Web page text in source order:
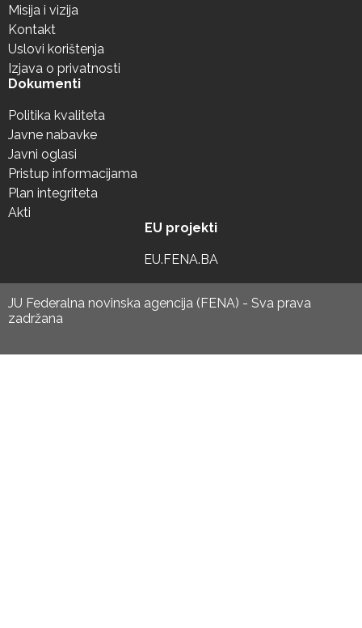
Misija i vizija
Kontakt
Uslovi korištenja
Izjava o privatnosti
Dokumenti
Politika kvaliteta
Javne nabavke
Javni oglasi
Pristup informacijama
Plan integriteta
Akti
EU projekti
EU.FENA.BA
JU Federalna novinska agencija (FENA) - Sva prava
zadržana